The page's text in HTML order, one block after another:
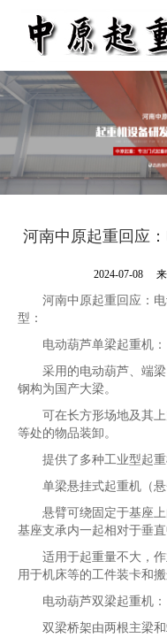
河南中原起重回应
2024-07-08 来
河南中原起重回应：
型：
电动葫芦单梁起重机：
采用的电动葫芦、端
钢构为国产大梁。
可在长方形场地及其
等处的物品装卸。
提供了多种工业型起
单梁悬挂式起重机（悬
悬臂可绕固定于基座
基座支承内一起相对于垂直
适用于起重量不大，
用于机床等的工件装卡和搬
电动葫芦双梁起重机：
双梁桥架由两根主梁